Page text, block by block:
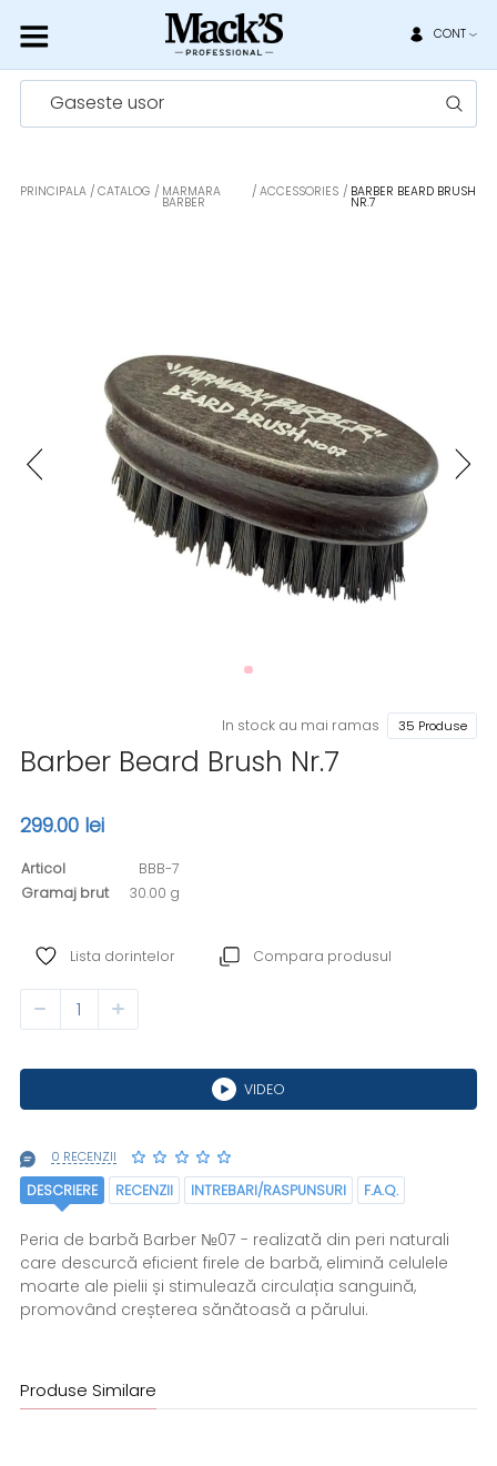
CONT
Gaseste usor
PRINCIPALA CATALOG MARMARA
BARBER
ACCESSORIES BARBER BEARD BRUSH
NR.7
In stock au mai ramas 35 Produse
Barber Beard Brush Nr.7
299.00 lei
Articol
BBB-7
Gramaj brut
30.00 g
Lista dorintelor Compara produsul
VIDEO
0 RECENZII
DESCRIERE RECENZII INTREBARI/RASPUNSURI F.A.Q.
Peria de barbă Barber №07 - realizată din peri naturali
care descurcă eficient firele de barbă, elimină celulele
moarte ale pielii și stimulează circulația sanguină,
promovând creșterea sănătoasă a părului.
Produse Similare